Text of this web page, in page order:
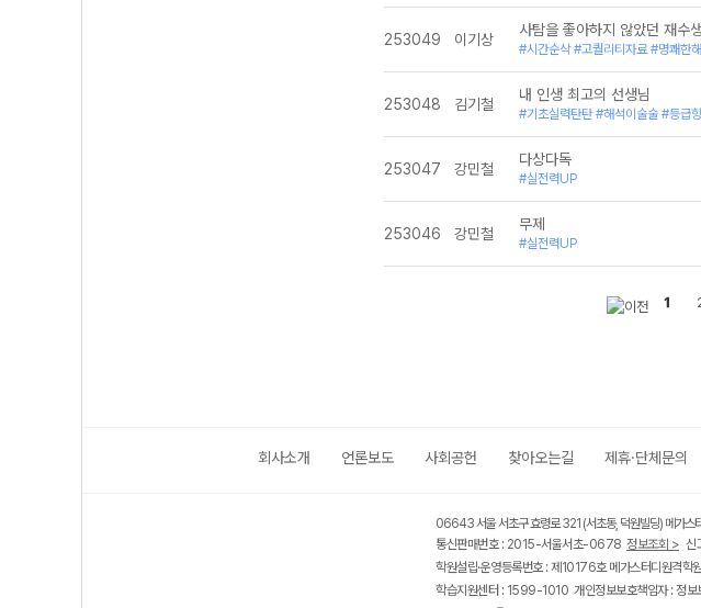
김종웅
김종익
김지영
김지훈
김현승
나연진
다몽
또선생
류태선
박수진
253049 이기상
사탐을 좋아하지 않았던 재수
#시간순삭 #고퀄리티자료 #명쾌한
253048 김기철
내 인생 최고의 선생님
#기초실력탄탄 #해석이술술 #등급
253047 강민철
다상다독
#실전력UP
253046 강민철
무제
#실전력UP
1
회사소개 언론보도 사회공헌 찾아오는길 제휴·단체문의
06643 서울 서초구 효령로 321 (서초동, 덕원빌딩) 메가
통신판매번호 : 2015-서울서초-0678 정보조회 > 신
학원설립·운영등록번호 : 제10176호 메가스터디원격학
학습지원센터 : 1599-1010 개인정보보호책임자 : 정보